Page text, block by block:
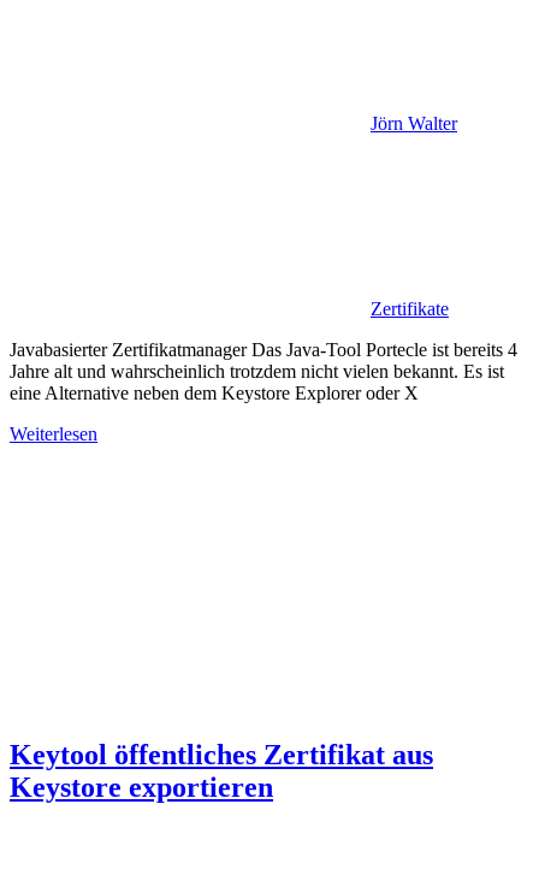
Jörn Walter
Zertifikate
Javabasierter Zertifikatmanager Das Java-Tool Portecle ist bereits 4
Jahre alt und wahrscheinlich trotzdem nicht vielen bekannt. Es ist
eine Alternative neben dem Keystore Explorer oder X
Weiterlesen
Keytool öffentliches Zertifikat aus
Keystore exportieren